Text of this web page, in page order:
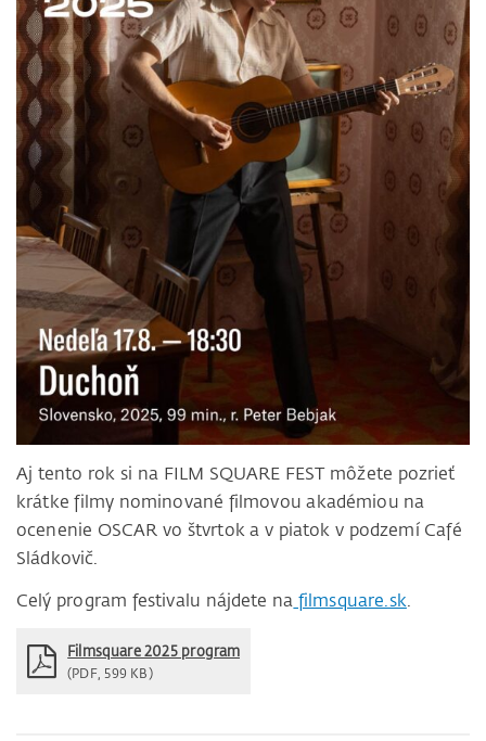
Aj tento rok si na FILM SQUARE FEST môžete pozrieť
krátke filmy nominované filmovou akadémiou na
ocenenie OSCAR vo štvrtok a v piatok v podzemí Café
Sládkovič.
Celý program festivalu nájdete na filmsquare.sk
Filmsquare 2025 program
(PDF, 599 KB)